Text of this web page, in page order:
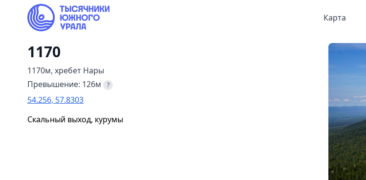
Карта
1170
1170м, хребет Нары
Превышение: 126м
?
54.256, 57.8303
Скальный выход, курумы